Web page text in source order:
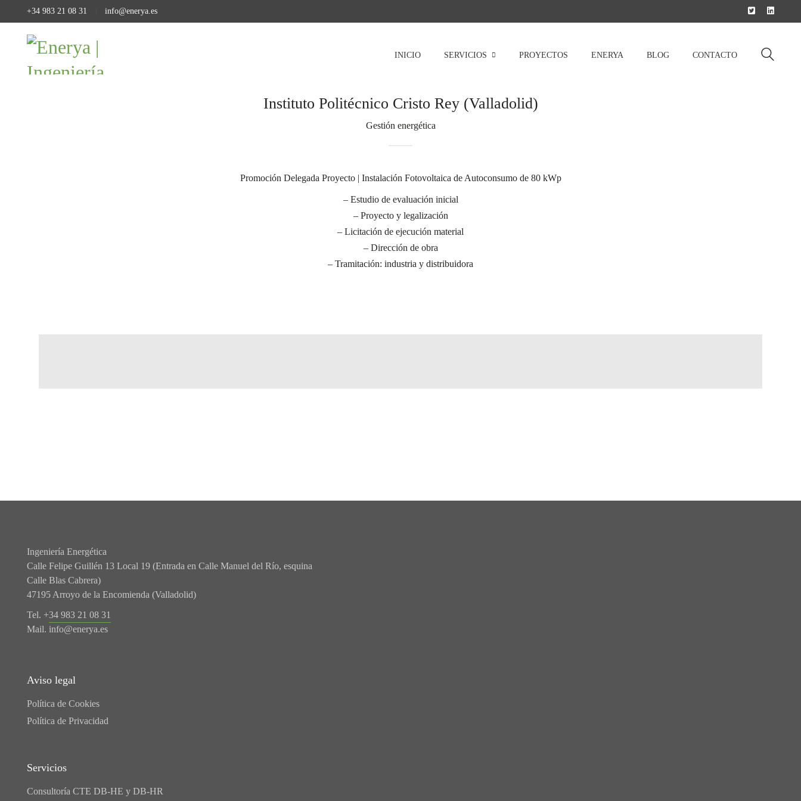
+34 983 21 08 31 info@enerya.es
INICIO SERVICIOS PROYECTOS ENERYA BLOG CONTACTO
Instituto Politécnico Cristo Rey (Valladolid)
Gestión energética
Promoción Delegada Proyecto | Instalación Fotovoltaica de Autoconsumo de 80 kWp
– Estudio de evaluación inicial
– Proyecto y legalización
– Licitación de ejecución material
– Dirección de obra
– Tramitación: industria y distribuidora
Ingeniería Energética
Calle Felipe Guillén 13 Local 19 (Entrada en Calle Manuel del Río, esquina
Calle Blas Cabrera)
47195 Arroyo de la Encomienda (Valladolid)
Tel. +34 983 21 08 31
Mail. info@enerya.es
Aviso legal
Política de Cookies
Política de Privacidad
Servicios
Consultoría CTE DB-HE y DB-HR